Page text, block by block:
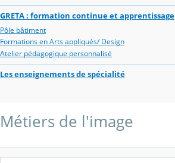
GRETA : formation continue et apprentissage
Pôle bâtiment
Formations en Arts appliqués/ Design
Atelier pédagogique personnalisé
Les enseignements de spécialité
Métiers de l'image